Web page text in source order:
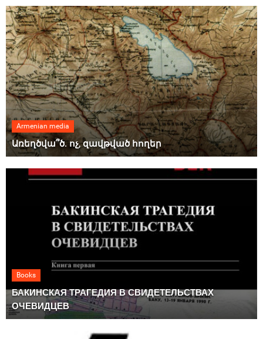
Armenian media
Առեղծվա՞ծ. ոչ, զավթված հողեր
Books
БАКИНСКАЯ ТРАГЕДИЯ В СВИДЕТЕЛЬСТВАХ
ОЧЕВИДЦЕВ